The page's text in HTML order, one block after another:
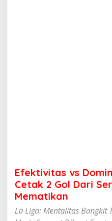
e
a
l
e
t
Efektivitas vs
Cetak 2 Gol Dari
Mematikan
La Liga: Mentalitas Bangkit